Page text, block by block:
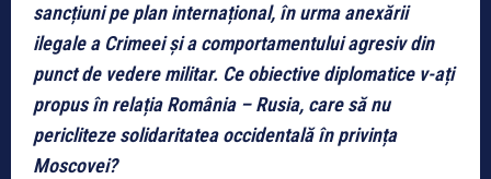
sancțiuni pe plan internațional, în urma anexării
ilegale a Crimeei și a comportamentului agresiv din
punct de vedere militar. Ce obiective diplomatice v-ați
propus în relația România – Rusia, care să nu
pericliteze solidaritatea occidentală în privința
Moscovei?